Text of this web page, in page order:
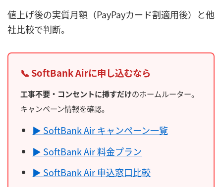
値上げ後の実質月額（PayPayカード割適用後）と他
社比較で判断。
📞 SoftBank Airに申し込むなら
工事不要・コンセントに挿すだけのホームルーター。
キャンペーン情報を確認。
▶ SoftBank Air キャンペーン一覧
▶ SoftBank Air 料金プラン
▶ SoftBank Air 申込窓口比較